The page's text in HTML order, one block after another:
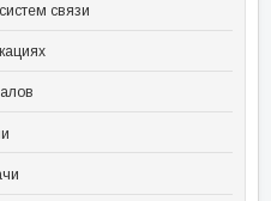
связи